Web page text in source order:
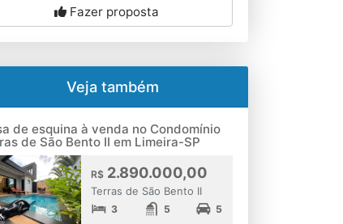
Fazer proposta
Veja também
de esquina à venda no Condomínio
de São Bento II em Limeira-SP
R$2.890.000,00
Terras de São Bento II
3 5 5